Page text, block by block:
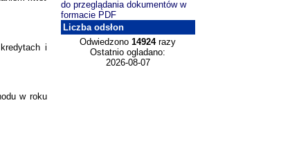
i
w roku
do przeglądania dokumentów w
formacie PDF
Liczba odsłon
Odwiedzono 14924razy
Ostatnio ogladano:
2026-08-07